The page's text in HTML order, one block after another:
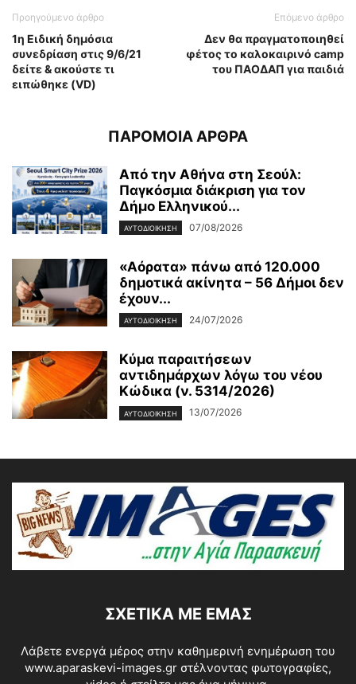
Προηγούμενο άρθρο
1η Ειδική δημόσια
συνεδρίαση στις 9/6/21
δείτε & ακούστε τι
ειπώθηκε (VD)
Επόμενο άρθρο
Δεν θα πραγματοποιηθεί
φέτος τo καλοκαιρινό camp
του ΠΑΟΔΑΠ για παιδιά
ΠΑΡΟΜΟΙΑ ΑΡΘΡΑ
Από την Αθήνα στη Σεούλ:
Παγκόσμια διάκριση για τον
Δήμο Ελληνικού...
ΑΥΤΟΔΙΟΙΚΗΣΗ 07/08/2026
«Αόρατα» πάνω από 120.000
δημοτικά ακίνητα – 56 Δήμοι δεν
έχουν...
ΑΥΤΟΔΙΟΙΚΗΣΗ 24/07/2026
Κύμα παραιτήσεων
αντιδημάρχων λόγω του νέου
Κώδικα (ν. 5314/2026)
ΑΥΤΟΔΙΟΙΚΗΣΗ 13/07/2026
ΣΧΕΤΙΚΆ ΜΕ ΕΜΆΣ
Λάβετε ενεργά μέρος στην καθημερινή ενημέρωση του
www.aparaskevi-images.gr στέλνοντας φωτογραφίες,